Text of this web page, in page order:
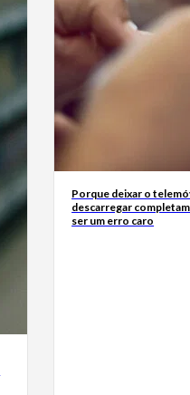
Porque deixar o
descarregar
ser um erro caro